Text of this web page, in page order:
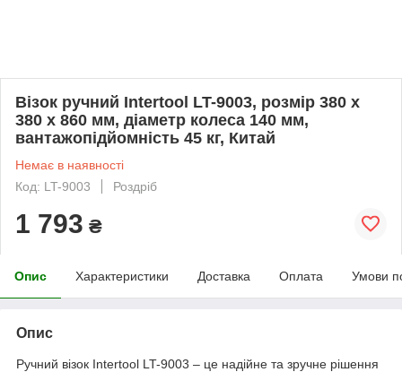
Візок ручний Intertool LT-9003, розмір 380 x
380 x 860 мм, діаметр колеса 140 мм,
вантажопідйомність 45 кг, Китай
Немає в наявності
Код: LT-9003
Роздріб
1 793 ₴
Опис Характеристики Доставка Оплата Умови
Опис
Ручний візок Intertool LT-9003 – це надійне та зручне рішення